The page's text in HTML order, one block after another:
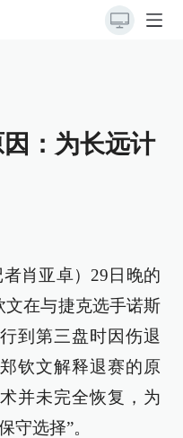
：为长远计
肖亚卓）29日晚的
文在与捷克选手诺斯
到第三盘时因伤退
钦文解释退赛的原
并未完全恢复，为
守选择”。